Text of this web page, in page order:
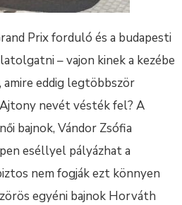
Prix forduló és a budapesti
– vajon kinek a kezébe
amire eddig legtöbbször
nevét vésték fel? A
bajnok, Vándor Zsófia
eséllyel pályázhat a
nem fogják ezt könnyen
egyéni bajnok Horváth